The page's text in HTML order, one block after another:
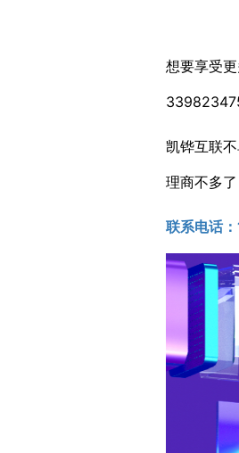
想要享受
凯铧互联
理商不多了
联系电话：